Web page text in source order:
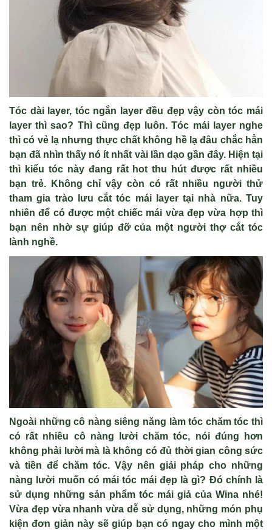
Tóc dài layer, tóc ngắn layer đều đẹp vậy còn tóc mái
layer thì sao? Thì cũng đẹp luôn. Tóc mái layer nghe
thì có vẻ lạ nhưng thực chất không hề lạ đâu chắc hẳn
bạn đã nhìn thấy nó ít nhất vài lần dạo gần đây. Hiện tại
thì kiểu tóc này đang rất hot thu hút được rất nhiều
bạn trẻ. Không chỉ vậy còn có rất nhiều người thử
tham gia trào lưu cắt tóc mái layer tại nhà nữa. Tuy
nhiên để có được một chiếc mái vừa đẹp vừa hợp thì
bạn nên nhờ sự giúp đỡ của một người thợ cắt tóc
lành nghề.
Ngoài những cô nàng siêng năng làm tóc chăm tóc thì
có rất nhiều cô nàng lười chăm tóc, nói đúng hơn
không phải lười mà là không có đủ thời gian công sức
và tiền để chăm tóc. Vậy nên giải pháp cho những
nàng lười muốn có mái tóc mái đẹp là gì? Đó chính là
sử dụng những sản phẩm tóc mái giả của Wina nhé!
Vừa đẹp vừa nhanh vừa dễ sử dụng, những món phụ
kiện đơn giản này sẽ giúp bạn có ngay cho mình một